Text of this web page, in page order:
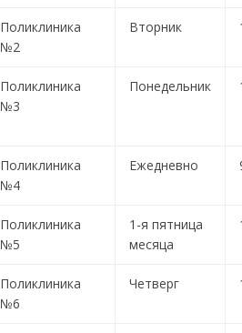
Поликлиника
№2
Вторник
Поликлиника
№3
Понедельник
Поликлиника
№4
Ежедневно
Поликлиника
№5
1-я пятница
месяца
Поликлиника
№6
Четверг